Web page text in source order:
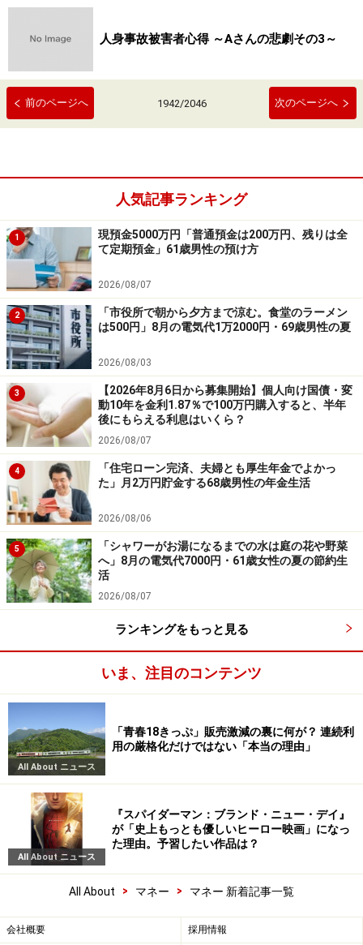
人身事故被害者心得 ～Aさんの悲劇その3～
前のページへ 1942/2046 次のページへ
人気記事ランキング
1
現預金5000万円「普通預金は200万円、残りは全
て定期預金」61歳男性の預け方
2026/08/07
2
「市役所で朝から夕方まで涼む。食堂のラーメン
は500円」8月の電気代1万2000円・69歳男性の夏
2026/08/03
3
【2026年8月6日から募集開始】個人向け国債・変
動10年を金利1.87％で100万円購入すると、半年
後にもらえる利息はいくら？
2026/08/07
4
「住宅ローン完済、夫婦とも厚生年金でよかっ
た」月2万円貯金する68歳男性の年金生活
2026/08/06
5
「シャワーがお湯になるまでの水は庭の花や野菜
へ」8月の電気代7000円・61歳女性の夏の節約生
活
2026/08/07
ランキングをもっと見る
いま、注目のコンテンツ
All About ニュース
「青春18きっぷ」販売激減の裏に何が？ 連続利
用の厳格化だけではない「本当の理由」
All About ニュース
『スパイダーマン：ブランド・ニュー・デイ』
が「史上もっとも優しいヒーロー映画」になっ
た理由。予習したい作品は？
All About > マネー > マネー 新着記事一覧
会社概要 採用情報